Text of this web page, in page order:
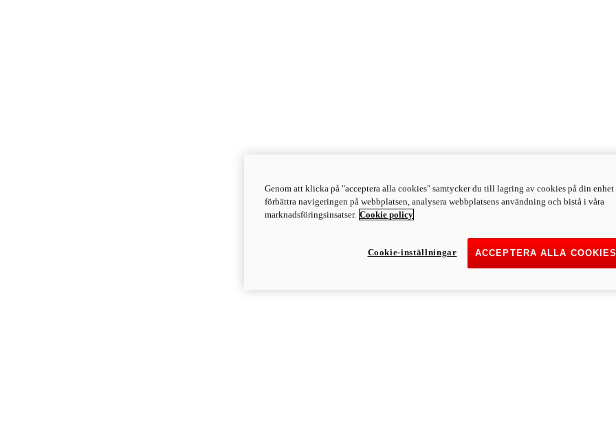
Genom att klicka på "acceptera alla cookies" samtycker du till lagring av cookies på din enhet
förbättra navigeringen på webbplatsen, analysera webbplatsens användning och bistå i våra
marknadsföringsinsatser. Cookie policy
ACCEPTERA ALLA COOKIES
Cookie-inställningar